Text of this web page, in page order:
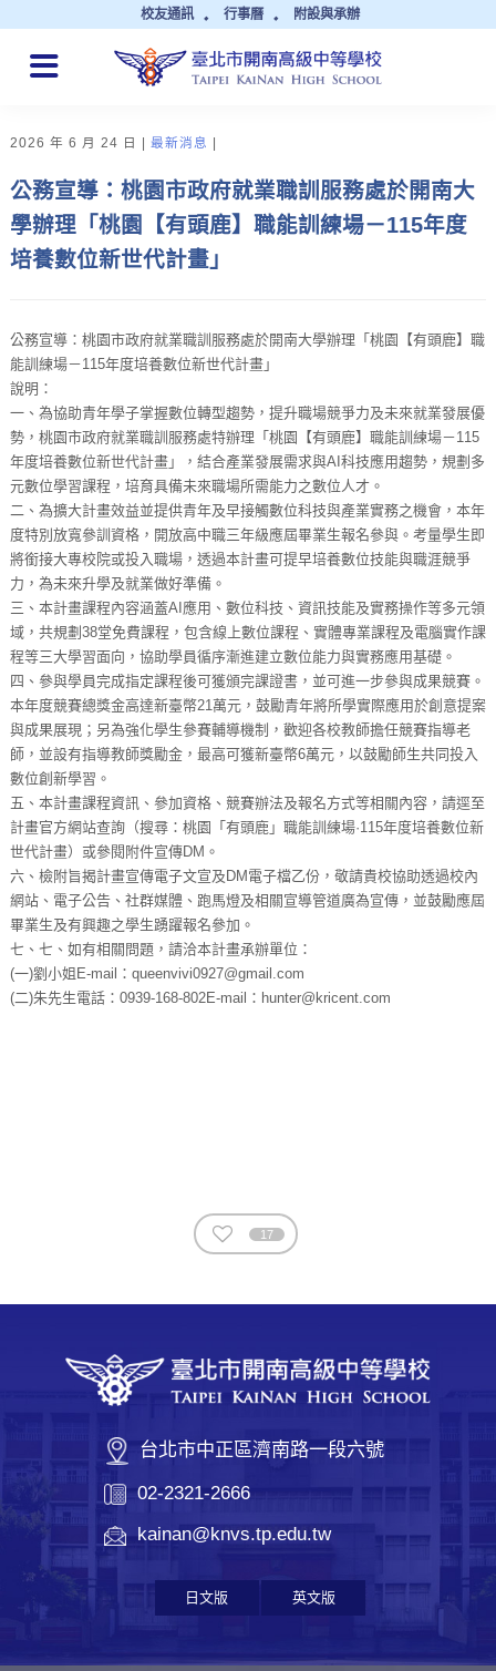
校友通訊 行事曆 附設與承辦
QUICK LINKS
2026 年 6 月 24 日 最新消息
公務宣導：桃園市政府就業職訓服務處於開南大
學辦理「桃園【有頭鹿】職能訓練場－115年度
培養數位新世代計畫」
公務宣導：桃園市政府就業職訓服務處於開南大學辦理「桃園【有頭鹿】職
能訓練場－115年度培養數位新世代計畫」
說明：
一、為協助青年學子掌握數位轉型趨勢，提升職場競爭力及未來就業發展優
勢，桃園市政府就業職訓服務處特辦理「桃園【有頭鹿】職能訓練場－115
年度培養數位新世代計畫」，結合產業發展需求與AI科技應用趨勢，規劃多
元數位學習課程，培育具備未來職場所需能力之數位人才。
二、為擴大計畫效益並提供青年及早接觸數位科技與產業實務之機會，本年
度特別放寬參訓資格，開放高中職三年級應屆畢業生報名參與。考量學生即
將銜接大專校院或投入職場，透過本計畫可提早培養數位技能與職涯競爭
力，為未來升學及就業做好準備。
三、本計畫課程內容涵蓋AI應用、數位科技、資訊技能及實務操作等多元領
域，共規劃38堂免費課程，包含線上數位課程、實體專業課程及電腦實作課
程等三大學習面向，協助學員循序漸進建立數位能力與實務應用基礎。
四、參與學員完成指定課程後可獲頒完課證書，並可進一步參與成果競賽。
本年度競賽總獎金高達新臺幣21萬元，鼓勵青年將所學實際應用於創意提案
與成果展現；另為強化學生參賽輔導機制，歡迎各校教師擔任競賽指導老
師，並設有指導教師獎勵金，最高可獲新臺幣6萬元，以鼓勵師生共同投入
數位創新學習。
五、本計畫課程資訊、參加資格、競賽辦法及報名方式等相關內容，請逕至
計畫官方網站查詢（搜尋：桃園「有頭鹿」職能訓練場·115年度培養數位新
世代計畫）或參閱附件宣傳DM。
六、檢附旨揭計畫宣傳電子文宣及DM電子檔乙份，敬請貴校協助透過校內
網站、電子公告、社群媒體、跑馬燈及相關宣導管道廣為宣傳，並鼓勵應屆
畢業生及有興趣之學生踴躍報名參加。
七、七、如有相關問題，請洽本計畫承辦單位：
(一)劉小姐E-mail：queenvivi0927@gmail.com
(二)朱先生電話：0939-168-802E-mail：hunter@kricent.com
17
台北市中正區濟南路一段六號
02-2321-2666
kainan@knvs.tp.edu.tw
日文版 英文版